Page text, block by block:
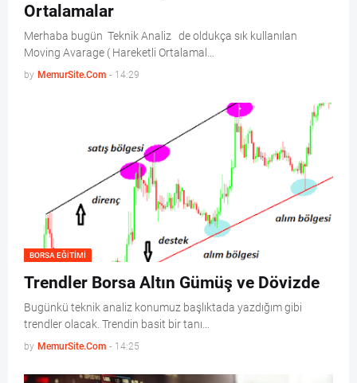
Ortalamalar
Merhaba bugün Teknik Analiz de oldukça sık kullanılan
Moving Avarage ( Hareketli Ortalamal…
by MemurSite.Com - 14:29
BORSA EĞITIMI
Trendler Borsa Altın Gümüş ve Dövizde
Bugünkü teknik analiz konumuz başlıktada yazdığım gibi
trendler olacak. Trendin basit bir tanı…
by MemurSite.Com - 14:25